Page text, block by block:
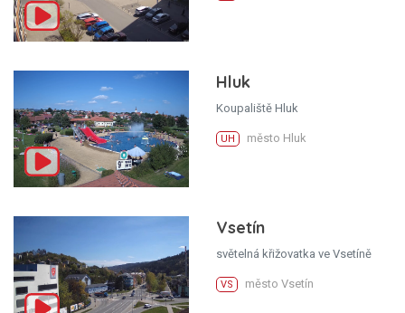
Hluk
Koupaliště Hluk
UH město Hluk
Vsetín
světelná křižovatka ve Vsetíně
VS město Vsetín